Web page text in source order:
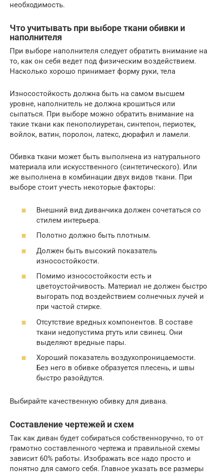
необходимость.
Что учитывать при выборе ткани обивки и
наполнителя
При выборе наполнителя следует обратить внимание на
то, как он себя ведет под физическим воздействием.
Насколько хорошо принимает форму руки, тела
Износостойкость должна быть на самом высшем
уровне, наполнитель не должна крошиться или
сыпаться. При выборе можно обратить внимание на
такие ткани как пенополиуретан, синтепон, периотек,
войлок, ватин, поролон, латекс, дюрафил и ламели.
Обивка ткани может быть выполнена из натурального
материала или искусственного (синтетического). Или
же выполнена в комбинации двух видов ткани. При
выборе стоит учесть некоторые факторы:
Внешний вид диванчика должен сочетаться со
стилем интерьера.
Полотно должно быть плотным.
Должен быть высокий показатель
износостойкости.
Помимо износостойкости есть и
цветоустойчивость. Материал не должен быстро
выгорать под воздействием солнечных лучей и
при частой стирке.
Отсутствие вредных компонентов. В составе
ткани недопустима ртуть или свинец. Они
выделяют вредные пары.
Хороший показатель воздухопроницаемости.
Без него в обивке образуется плесень, и швы
быстро разойдутся.
Выбирайте качественную обивку для дивана.
Составление чертежей и схем
Так как диван будет собираться собственноручно, то от
грамотно составленного чертежа и правильной схемы
зависит 60% работы. Изображать все надо просто и
понятно для самого себя. Главное указать все размеры